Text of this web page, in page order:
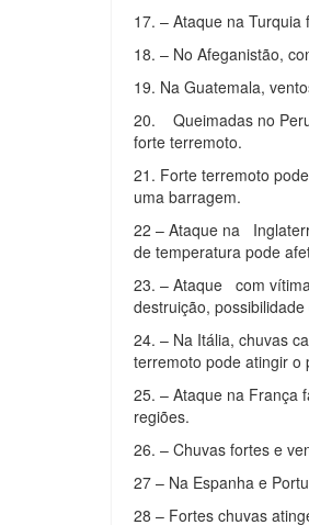
17. – Ataque na
18. – No Afeganistão,
19. Na Guatemala,
20. Queimadas no
forte terremoto.
21. Forte terremoto
uma barragem.
22 – Ataque na
de temperatura pode
23. – Ataque com
destruição,
24. – Na Itália, chuvas
terremoto pode atingir o
25. – Ataque na França
regiões.
26. – Chuvas fortes e
27 – Na Espanha e
28 – Fortes chuvas